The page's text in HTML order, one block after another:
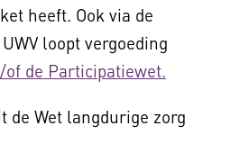
heeft. Ook via de
loopt vergoeding
of de Participatiewet.
de Wet langdurige zorg